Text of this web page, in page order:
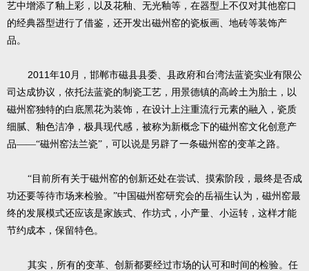
艺中增添了釉上彩，以及花釉、无光釉等，在器型上不仅对其他窑口
的经典器型进行了借鉴，还开发出磁州窑的瓷板画、地砖等装饰产
品。
2011 年10月，邯郸市磁县县委、县政府和台湾法蓝瓷实业有限公
司达成协议，依托法蓝瓷的制瓷工艺，用景德镇的高岭土为胎土，以
磁州窑独特的白底黑花为装饰，在设计上注重流行元素的融入，瓷质
细腻、釉色洁净，极具现代感，被称为新概念下的磁州窑文化创意产
品——“磁州窑法兰瓷”，可以说是另辟了一条磁州窑的变革之路。
“目前所有关于磁州窑的创新还处在尝试、摸索阶段，最终是否成
功还要等待市场来检验。”中国磁州窑研究会的岳福生认为，磁州窑最
终的发展模式还应该是家族式、作坊式，小产量、小运转，这样才能
节约成本，保留特色。
其实，所有的变革、创新都要经过市场的认可和时间的检验。任